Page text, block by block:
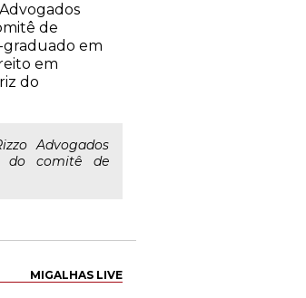
de
graduado em
em
do
Advogados
do comitê de
MIGALHAS LIVE